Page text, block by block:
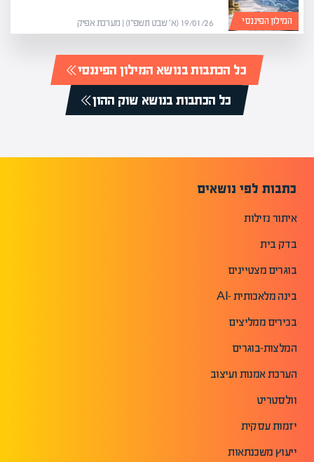
המילון הפיננסי 19/01/26 (א׳ שבט תשפ״ו) | מערכת אפיק
כל הכתבות בנושא המילון הפיננסי
כל הכתבות בנושא שוק ההון
כתבות לפי נושאים
איתור נזילות
בדק בית
בוגרים מצטיינים
בינה מלאכותית -AI
בכירים ממליצים
המלצות-בוגרים
הערכת אמנות ועיצוב
וולסטריט
יזמות עסקית
ייעוץ משכנתאות